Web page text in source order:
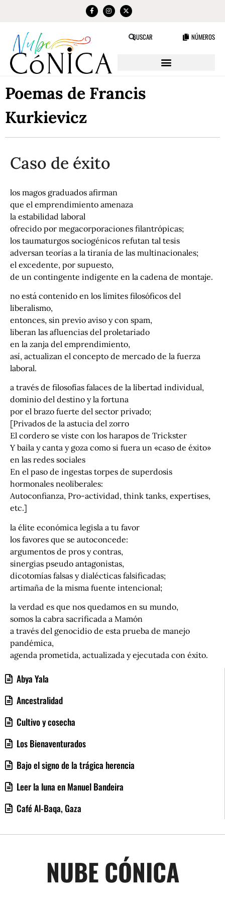
BUSCAR NÚMEROS
Poemas de Francis
Kurkievicz
Abya Yala
Ancestralidad
Cultivo y cosecha
Los Bienaventurados
Bajo el signo de la trágica herencia
Leer la luna en Manuel Bandeira
Café Al-Baqa, Gaza
Caso de éxito
los magos graduados afirman
que el emprendimiento amenaza
la estabilidad laboral
ofrecido por megacorporaciones filantrópicas;
los taumaturgos sociogénicos refutan tal tesis
adversan teorías a la tiranía de las multinacionales;
el excedente, por supuesto,
de un contingente indigente en la cadena de montaje.
no está contenido en los límites filosóficos del
liberalismo,
entonces, sin previo aviso y con spam,
liberan las afluencias del proletariado
en la zanja del emprendimiento,
así, actualizan el concepto de mercado de la fuerza
laboral.
a través de filosofías falaces de la libertad individual,
dominio del destino y la fortuna
por el brazo fuerte del sector privado;
[Privados de la astucia del zorro
El cordero se viste con los harapos de Trickster
Y baila y canta y goza como si fuera un «caso de éxito»
en las redes sociales
En el paso de ingestas torpes de superdosis
hormonales neoliberales:
Autoconfianza, Pro-actividad, think tanks, expertises,
etc.]
la élite económica legisla a tu favor
los favores que se autoconcede:
argumentos de pros y contras,
sinergias pseudo antagonistas,
dicotomías falsas y dialécticas falsificadas;
artimaña de la misma fuente intencional;
la verdad es que nos quedamos en su mundo,
somos la cabra sacrificada a Mamón
a través del genocidio de esta prueba de manejo
pandémica,
agenda prometida, actualizada y ejecutada con éxito.
NUBE CÓNICA